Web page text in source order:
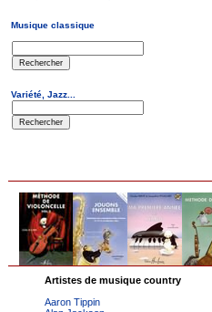
Artistes de musique country
Aaron Tippin